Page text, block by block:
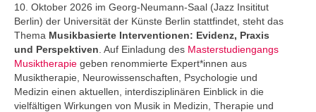
10. Oktober 2026 im Georg-Neumann-Saal (Jazz Insititut
Berlin) der Universität der Künste Berlin stattfindet, steht das
Thema Musikbasierte Interventionen: Evidenz, Praxis
und Perspektiven . Auf Einladung des Masterstudiengangs
Musiktherapie geben renommierte Expert*innen aus
Musiktherapie, Neurowissenschaften, Psychologie und
Medizin einen aktuellen, interdisziplinären Einblick in die
vielfältigen Wirkungen von Musik in Medizin, Therapie und